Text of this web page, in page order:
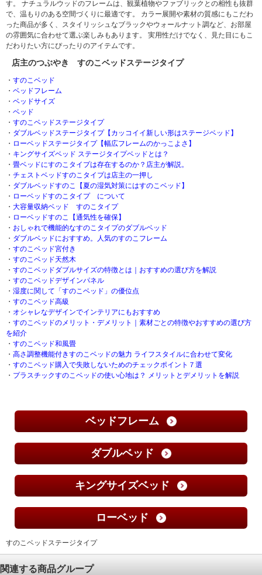
す。 ナチュラルウッドのフレームは、観葉植物やファブリックとの相性も抜群
で、温もりのある空間づくりに最適です。 カラー展開や素材の質感にもこだわ
った商品が多く、スタイリッシュなブラックやウォールナット調など、お部屋
の雰囲気に合わせて選ぶ楽しみもあります。 実用性だけでなく、見た目にもこ
だわりたい方にぴったりのアイテムです。
店主のつぶやき すのこベッドステージタイプ
・ すのこベッド
・ ベッドフレーム
・ ベッドサイズ
・ ベッド
・ すのこベッドステージタイプ
・ ダブルベッドステージタイプ【カッコイイ新しい形はステージベッド】
・ ローベッドステージタイプ【幅広フレームのかっこよさ】
・ キングサイズベッド ステージタイプベッドとは？
・ 畳ベッドにすのこタイプは存在するのか？店主が解説。
・ チェストベッドすのこタイプは店主の一押し
・ ダブルベッドすのこ【夏の湿気対策にはすのこベッド】
・ ローベッドすのこタイプ について
・ 大容量収納ベッド すのこタイプ
・ ローベッドすのこ【通気性を確保】
・ おしゃれで機能的なすのこタイプのダブルベッド
・ ダブルベッドにおすすめ。人気のすのこフレーム
・ すのこベッド宮付き
・ すのこベッド天然木
・ すのこベッドダブルサイズの特徴とは｜おすすめの選び方を解説
・ すのこベッドデザインパネル
・ 湿度に関して「すのこベッド」の優位点
・ すのこベッド高級
・ オシャレなデザインでインテリアにもおすすめ
・ すのこベッドのメリット・デメリット｜素材ごとの特徴やおすすめの選び方
を紹介
・ すのこベッド和風畳
・ 高さ調整機能付きすのこベッドの魅力 ライフスタイルに合わせて変化
・ すのこベッド購入で失敗しないためのチェックポイント７選
・ プラスチックすのこベッドの使い心地は？ メリットとデメリットを解説
ベッドフレーム
ダブルベッド
キングサイズベッド
ローベッド
すのこベッドステージタイプ
関連する商品グループ